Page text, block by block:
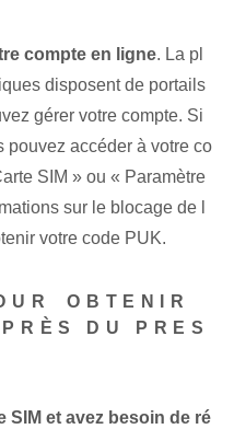
compte en ligne. La pl
disposent de portails
gérer votre compte.​ Si​
pouvez accéder à votre co
SIM » ou « Paramètre
sur le blocage de l
votre code PUK.
⁤OBTENIR
DU PRES
SIM et avez besoin de ré